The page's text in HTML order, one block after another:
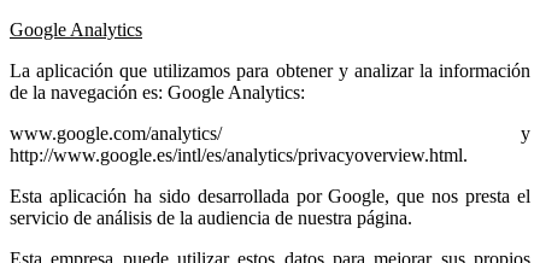
Google Analytics
La aplicación que utilizamos para obtener y analizar la información
de la navegación es: Google Analytics:
www.google.com/analytics/ y
http://www.google.es/intl/es/analytics/privacyoverview.html.
Esta aplicación ha sido desarrollada por Google, que nos presta el
servicio de análisis de la audiencia de nuestra página.
Esta empresa puede utilizar estos datos para mejorar sus propios